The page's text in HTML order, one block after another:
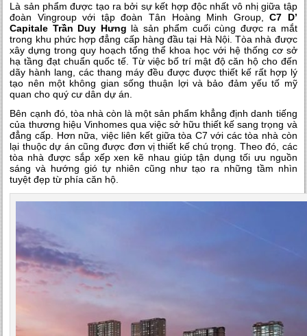
Là sản phẩm được tạo ra bởi sự kết hợp độc nhất vô nhị giữa tập
đoàn Vingroup với tập đoàn Tân Hoàng Minh Group,C7 D’
Capitale Trần Duy Hưng là sản phẩm cuối cùng được ra mắt
trong khu phức hợp đẳng cấp hàng đầu tại Hà Nội. Tòa nhà được
xây dựng trong quy hoạch tổng thể khoa học với hệ thống cơ sở
hạ tầng đạt chuẩn quốc tế. Từ việc bố trí mật độ căn hộ cho đến
dãy hành lang, các thang máy đều được được thiết kế rất hợp lý
tạo nên một không gian sống thuận lợi và bảo đảm yếu tố mỹ
quan cho quý cư dân dự án.
Bên cạnh đó, tòa nhà còn là một sản phẩm khẳng định danh tiếng
của thương hiệu Vinhomes qua việc sở hữu thiết kế sang trọng và
đẳng cấp. Hơn nữa, việc liên kết giữa tòa C7 với các tòa nhà còn
lại thuộc dự án cũng được đơn vị thiết kế chú trọng. Theo đó, các
tòa nhà được sắp xếp xen kẽ nhau giúp tận dụng tối ưu nguồn
sáng và hướng gió tự nhiên cũng như tạo ra những tầm nhìn
tuyệt đẹp từ phía căn hộ.